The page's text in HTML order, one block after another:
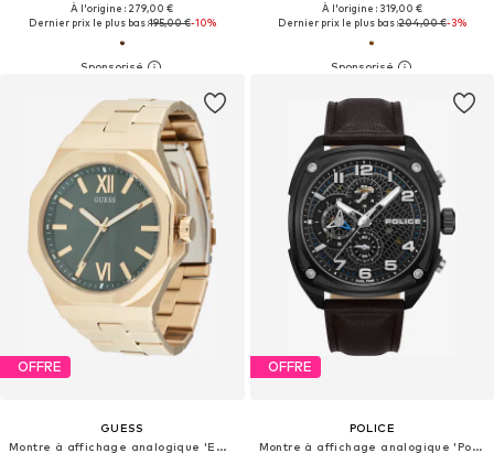
À l'origine : 279,00 €
Dernier prix le plus bas :195,00 €-10%
À l'origine : 319,00 €
Dernier prix le plus bas :204,00 €-3%
OFFRE
GUESS
Montre à affichage analogique 'Emperor'
OFFRE
POLICE
Montre à affichage analogique 'Portland'